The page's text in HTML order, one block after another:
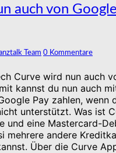
auch von
Team Kommentare
0 Kommentare
Curve wird nun auch
kannst du nun auch
Pay zahlen, wenn
unterstützt. Was ist
und eine Mastercard-
mehrere andere
Über die Curve